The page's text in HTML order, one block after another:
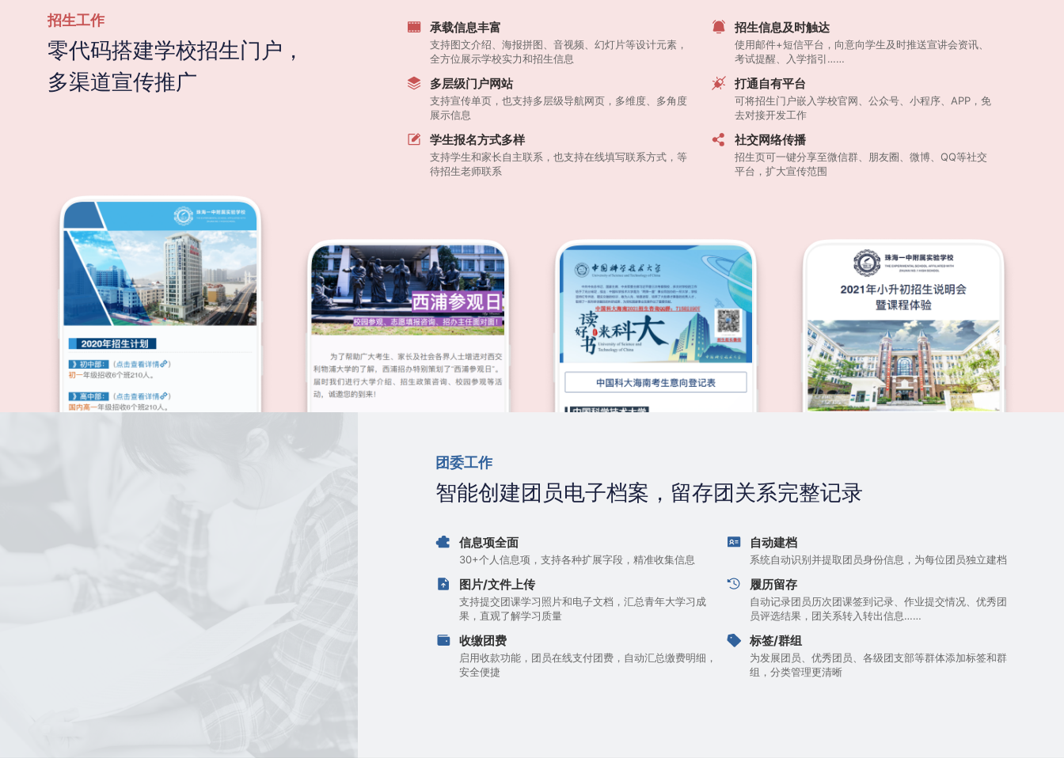
招生工作
零代码搭建学校招生门户，
多渠道宣传推广
承载信息丰富
支持图文介绍、海报拼图、音视频、幻灯片等设计元素，
全方位展示学校实力和招生信息
招生信息及时触达
使用邮件+短信平台，向意向学生及时推送宣讲会资讯、
考试提醒、入学指引……
多层级门户网站
支持宣传单页，也支持多层级导航网页，多维度、多角度
展示信息
打通自有平台
可将招生门户嵌入学校官网、公众号、小程序、APP，免
去对接开发工作
学生报名方式多样
支持学生和家长自主联系，也支持在线填写联系方式，等
待招生老师联系
社交网络传播
招生页可一键分享至微信群、朋友圈、微博、QQ等社交
平台，扩大宣传范围
团委工作
智能创建团员电子档案，留存团关系完整记录
信息项全面
30+个人信息项，支持各种扩展字段，精准收集信息
自动建档
系统自动识别并提取团员身份信息，为每位团员独立建档
图片/文件上传
支持提交团课学习照片和电子文档，汇总青年大学习成
果，直观了解学习质量
履历留存
自动记录团员历次团课签到记录、作业提交情况、优秀团
员评选结果，团关系转入转出信息……
收缴团费
启用收款功能，团员在线支付团费，自动汇总缴费明细，
安全便捷
标签/群组
为发展团员、优秀团员、各级团支部等群体添加标签和群
组，分类管理更清晰